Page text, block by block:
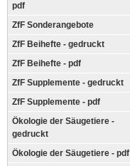
pdf
ZfF Sonderangebote
ZfF Beihefte - gedruckt
ZfF Beihefte - pdf
ZfF Supplemente - gedruckt
ZfF Supplemente - pdf
Ökologie der Säugetiere -
gedruckt
Ökologie der Säugetiere - pdf